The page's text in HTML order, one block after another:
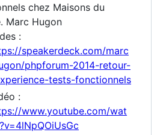
chez Maisons du
Marc Hugon
:
speakerdeck.com/marc
phpforum-2014-retour-
tests-fonctionnels
:
www.youtube.com/wat